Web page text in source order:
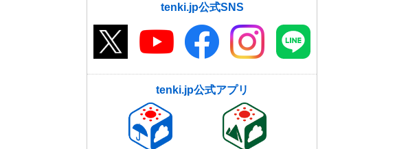
tenki.jp公式SNS
tenki.jp公式アプリ